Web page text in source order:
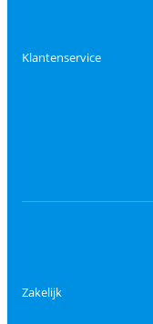
Klantenservice
Zakelijk